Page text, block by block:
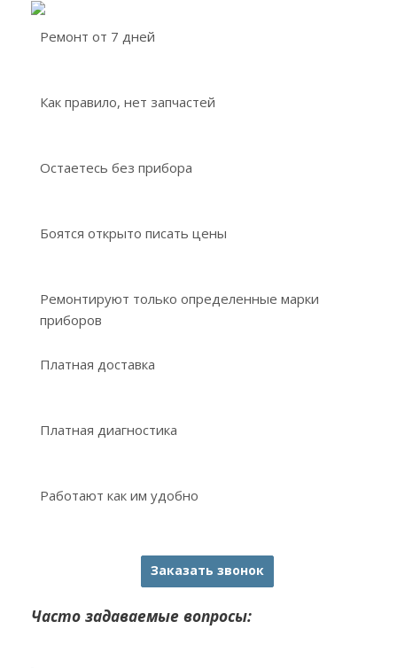
Ремонт от 7 дней
Как правило, нет запчастей
Остаетесь без прибора
Боятся открыто писать цены
Ремонтируют только определенные марки
приборов
Платная доставка
Платная диагностика
Работают как им удобно
Заказать звонок
Часто задаваемые вопросы: